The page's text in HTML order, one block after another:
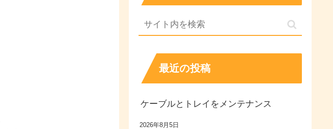
最近の投稿
ケーブルとトレイをメンテナンス
2026年8月5日